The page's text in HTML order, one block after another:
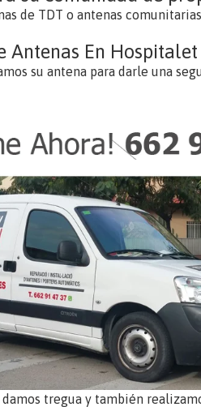
de TDT o antenas
Antenas En
su antena para darle una
tregua y también